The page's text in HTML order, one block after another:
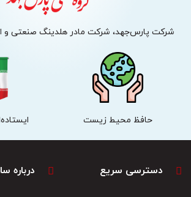
شرکت پارس‌جهد، شرکت مادر هلدینگ صنعتی و
حافظ محیط زیست
دسترسی سریع درباره